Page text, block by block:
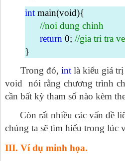
int main(void){
//noi dung chinh
return 0; //gia tri tra
}
Trong đó, intlà kiểu giá
void nói rằng chương trình
cần bất kỳ tham số nào kèm
Còn rất nhiều các vấn đề
chúng ta sẽ tìm hiểu trong lúc
III. Ví dụ minh họa.